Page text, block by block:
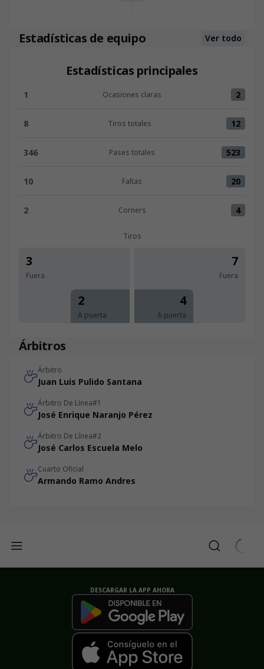
Estadísticas de equipo Ver todo
Estadísticas principales
Ocasiones claras:Real Unión 1 versus RCD Mallorca 2
1 Ocasiones claras 2
Tiros totales:Real Unión 8 versus RCD Mallorca 12
8 Tiros totales 12
Pases totales:Real Unión 346 versus RCD Mallorca 523
346 Pases totales 523
Faltas:Real Unión 10 versus RCD Mallorca 20
10 Faltas 20
Corners:Real Unión 2 versus RCD Mallorca 4
2 Corners 4
Tiros
3
Fuera
2
A puerta
7
Fuera
4
A puerta
Árbitros
Árbitro
Juan Luis Pulido Santana
Árbitro De Línea#1
José Enrique Naranjo Pérez
Árbitro De Línea#2
José Carlos Escuela Melo
Cuarto Oficial
Armando Ramo Andres
DESCARGAR LA APP AHORA